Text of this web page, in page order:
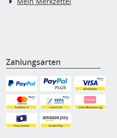
Zahlungsarten